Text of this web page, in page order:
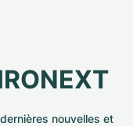
nouvelles et